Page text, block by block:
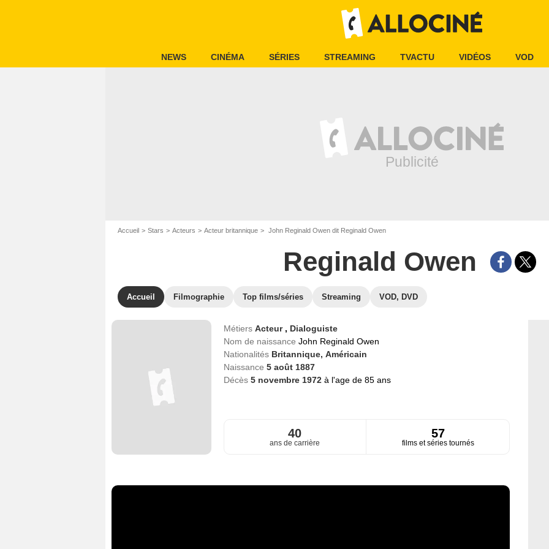
NEWS CINÉMA SÉRIES STREAMING TVACTU VIDÉOS VOD
Accueil Stars Acteurs Acteur britannique John Reginald Owen dit Reginald Owen
Reginald Owen
Accueil Filmographie Top films/séries Streaming VOD, DVD
Métiers Acteur , Dialoguiste
Nom de naissance John Reginald Owen
Nationalités Britannique, Américain
Naissance 5 août 1887
Décès 5 novembre 1972 à l'age de 85 ans
40
ans de carrière
57
films et séries tournés